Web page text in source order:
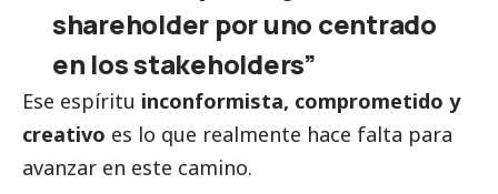
shareholder por uno centrado
en los stakeholders”
Ese espíritu inconformista, comprometido y
creativo es lo que realmente hace falta para
avanzar en este camino.